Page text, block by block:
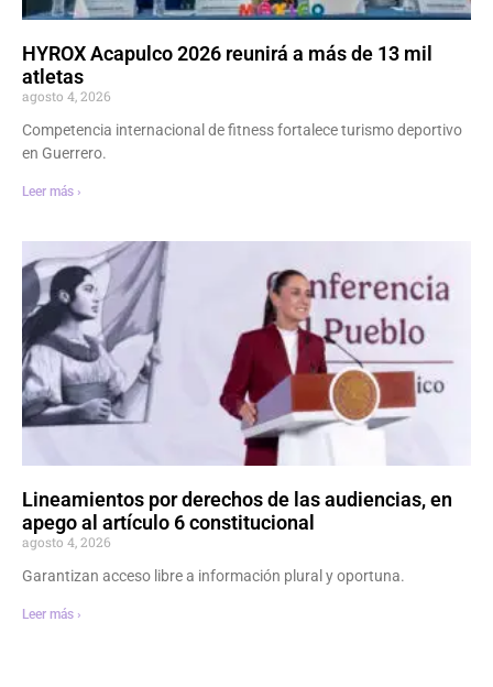
HYROX Acapulco 2026 reunirá a más de 13 mil
atletas
agosto 4, 2026
Competencia internacional de fitness fortalece turismo deportivo
en Guerrero.
Leer más ›
Lineamientos por derechos de las audiencias, en
apego al artículo 6 constitucional
agosto 4, 2026
Garantizan acceso libre a información plural y oportuna.
Leer más ›